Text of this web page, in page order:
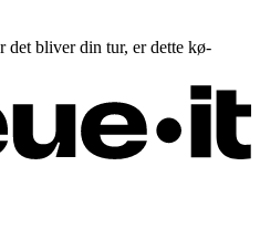
bliver din tur, er dette kø-